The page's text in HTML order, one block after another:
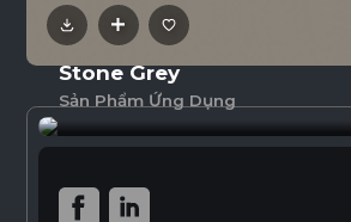
Stone Grey
Sản Phẩm Ứng Dụng